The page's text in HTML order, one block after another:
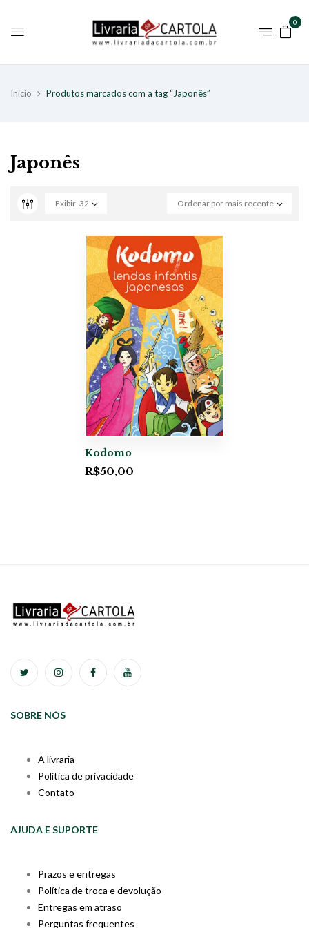
0
Início Produtos marcados com a tag “Japonês”
Japonês
Ordenar por mais recente
Exibir 32
Kodomo
R$50,00
SOBRE NÓS
A livraria
Política de privacidade
Contato
AJUDA E SUPORTE
Prazos e entregas
Política de troca e devolução
Entregas em atraso
Perguntas frequentes